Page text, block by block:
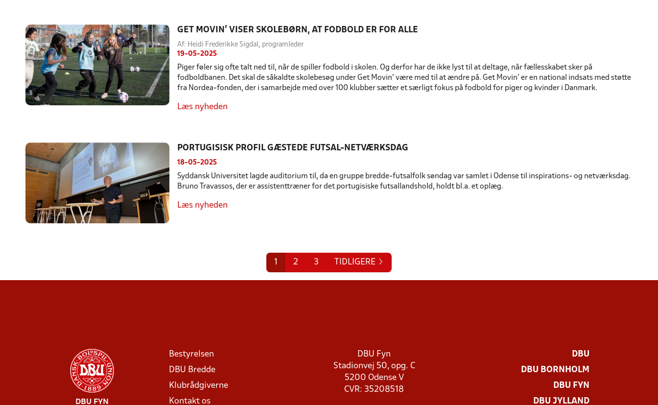
GET MOVIN’ VISER SKOLEBØRN, AT FODBOLD ER FOR ALLE
Af: Heidi Frederikke Sigdal, programleder
19-05-2025
Piger føler sig ofte talt ned til, når de spiller fodbold i skolen. Og derfor har de ikke lyst til at deltage, når fællesskabet sker på
fodboldbanen. Det skal de såkaldte skolebesøg under Get Movin’ være med til at ændre på. Get Movin’ er en national indsats med støtte
fra Nordea-fonden, der i samarbejde med over 100 klubber sætter et særligt fokus på fodbold for piger og kvinder i Danmark.
Læs nyheden
PORTUGISISK PROFIL GÆSTEDE FUTSAL-NETVÆRKSDAG
18-05-2025
Syddansk Universitet lagde auditorium til, da en gruppe bredde-futsalfolk søndag var samlet i Odense til inspirations- og netværksdag.
Bruno Travassos, der er assistenttræner for det portugisiske futsallandshold, holdt bl.a. et oplæg.
Læs nyheden
1 2 3 TIDLIGERE
DBU FYN
Bestyrelsen
DBU Bredde
Klubrådgiverne
Kontakt os
DBU Fyn
Stadionvej 50, opg. C
5200 Odense V
CVR: 35208518
DBU
DBU BORNHOLM
DBU FYN
DBU JYLLAND